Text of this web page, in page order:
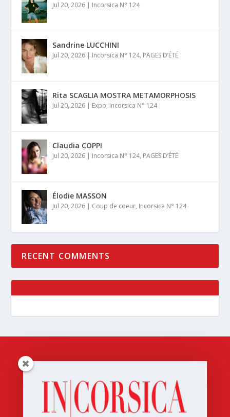
Jul 20, 2026 | Incorsica N° 124
Sandrine LUCCHINI
Jul 20, 2026 | Incorsica N° 124, PAGES D’ÉTÉ
Rita SCAGLIA MOSTRA METAMORPHOSIS
Jul 20, 2026 | Expo, Incorsica N° 124
Claudia COPPI
Jul 20, 2026 | Incorsica N° 124, PAGES D’ÉTÉ
Élodie MASSON
Jul 20, 2026 | Coup de coeur, Incorsica N° 124
RECENT COMMENTS